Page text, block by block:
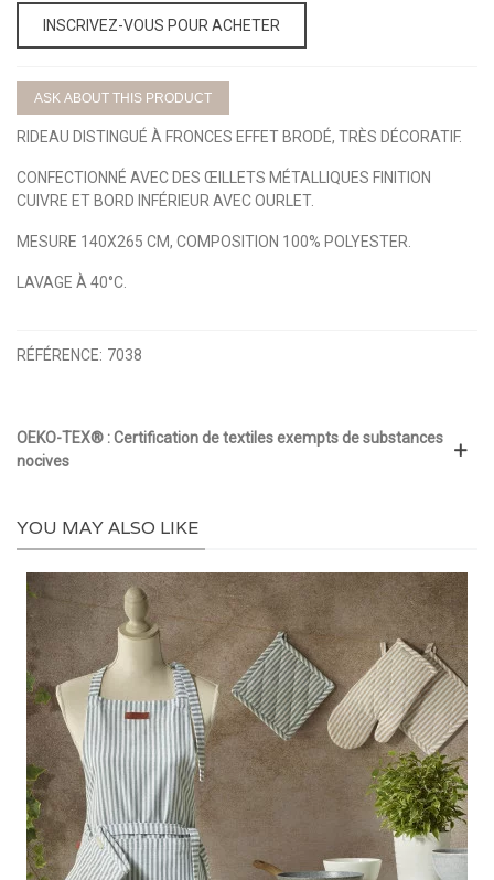
INSCRIVEZ-VOUS POUR ACHETER
ASK ABOUT THIS PRODUCT
RIDEAU DISTINGUÉ À FRONCES EFFET BRODÉ, TRÈS DÉCORATIF.
CONFECTIONNÉ AVEC DES ŒILLETS MÉTALLIQUES FINITION
CUIVRE ET BORD INFÉRIEUR AVEC OURLET.
MESURE 140X265 CM, COMPOSITION 100% POLYESTER.
LAVAGE À 40°C.
RÉFÉRENCE: 7038
OEKO-TEX® : Certification de textiles exempts de substances
nocives
YOU MAY ALSO LIKE